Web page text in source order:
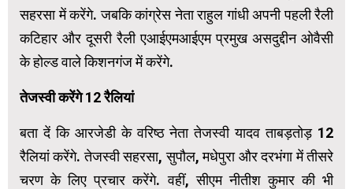
सहरसा में करेंगे. जबकि कांग्रेस नेता राहुल गांधी अपनी पहली रैली
कटिहार और दूसरी रैली एआईएमआईएम प्रमुख असदुद्दीन ओवैसी
के होल्ड वाले किशनगंज में करेंगे.
तेजस्वी करेंगे 12 रैलियां
बता दें कि आरजेडी के वरिष्ठ नेता तेजस्वी यादव ताबड़तोड़ 12
रैलियां करेंगे. तेजस्वी सहरसा, सुपौल, मधेपुरा और दरभंगा में तीसरे
चरण के लिए प्रचार करेंगे. वहीं, सीएम नीतीश कुमार की भी